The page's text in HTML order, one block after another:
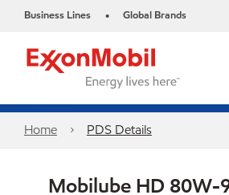
Business Lines • Global Brands
Home PDS Details
Mobilube HD 80W-